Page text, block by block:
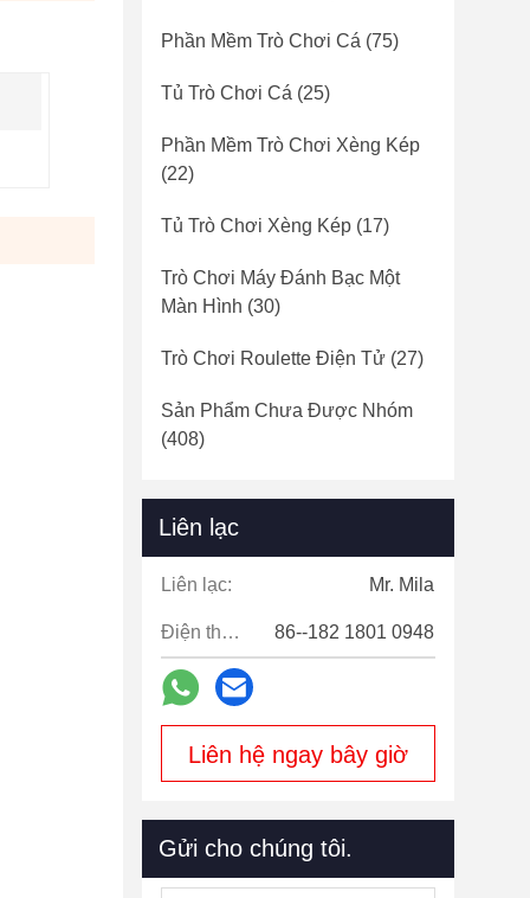
Phần Mềm Trò Chơi Cá (75)
Tủ Trò Chơi Cá (25)
Phần Mềm Trò Chơi Xèng Kép
(22)
Tủ Trò Chơi Xèng Kép (17)
Trò Chơi Máy Đánh Bạc Một
Màn Hình (30)
Trò Chơi Roulette Điện Tử (27)
Sản Phẩm Chưa Được Nhóm
(408)
Liên lạc
Liên lạc: Mr. Mila
Điện thoại: 86--182 1801 0948
Liên hệ ngay bây giờ
Gửi cho chúng tôi.